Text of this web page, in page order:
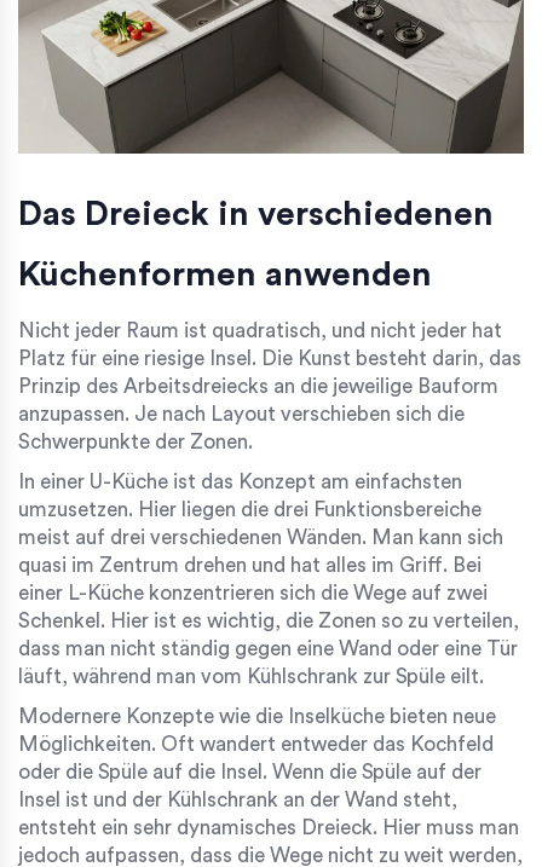
Das Dreieck in verschiedenen
Küchenformen anwenden
Nicht jeder Raum ist quadratisch, und nicht jeder hat
Platz für eine riesige Insel. Die Kunst besteht darin, das
Prinzip des Arbeitsdreiecks an die jeweilige Bauform
anzupassen. Je nach Layout verschieben sich die
Schwerpunkte der Zonen.
In einer U-Küche ist das Konzept am einfachsten
umzusetzen. Hier liegen die drei Funktionsbereiche
meist auf drei verschiedenen Wänden. Man kann sich
quasi im Zentrum drehen und hat alles im Griff. Bei
einer L-Küche konzentrieren sich die Wege auf zwei
Schenkel. Hier ist es wichtig, die Zonen so zu verteilen,
dass man nicht ständig gegen eine Wand oder eine Tür
läuft, während man vom Kühlschrank zur Spüle eilt.
Modernere Konzepte wie die Inselküche bieten neue
Möglichkeiten. Oft wandert entweder das Kochfeld
oder die Spüle auf die Insel. Wenn die Spüle auf der
Insel ist und der Kühlschrank an der Wand steht,
entsteht ein sehr dynamisches Dreieck. Hier muss man
jedoch aufpassen, dass die Wege nicht zu weit werden,